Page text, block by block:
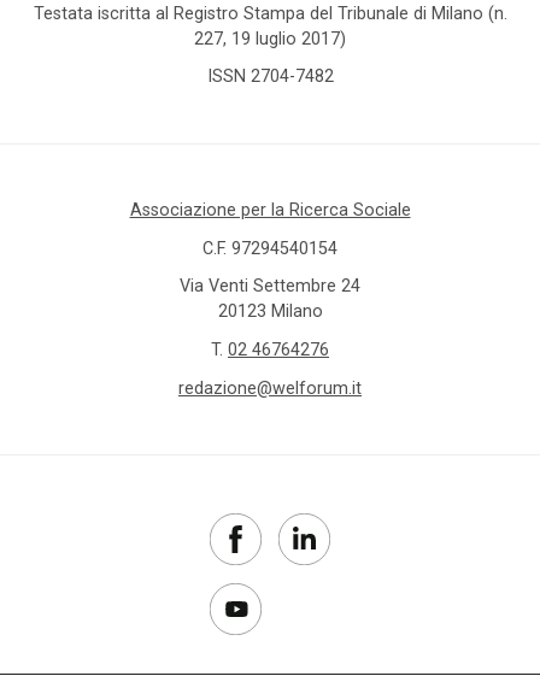
Testata iscritta al Registro Stampa del Tribunale di Milano (n.
227, 19 luglio 2017)
ISSN 2704-7482
Associazione per la Ricerca Sociale
C.F. 97294540154
Via Venti Settembre 24
20123 Milano
T. 02 46764276
redazione@welforum.it